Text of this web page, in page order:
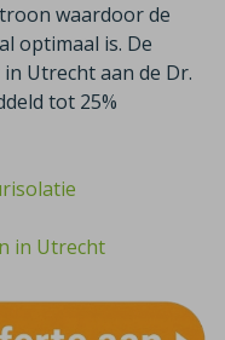
waardoor de
optimaal is. De
Utrecht aan de Dr.
tot 25%
in Utrecht